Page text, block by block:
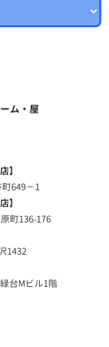
ム・屋
】
649－1
】
町136-176
1432
台Mビル1階